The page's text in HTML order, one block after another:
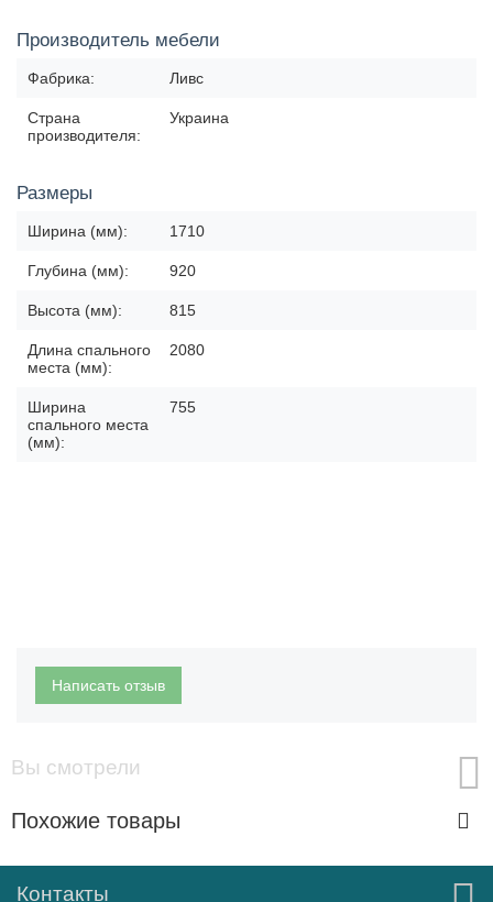
Производитель мебели
Фабрика: Ливс
Страна
производителя:
Украина
Размеры
Ширина (мм): 1710
Глубина (мм): 920
Высота (мм): 815
Длина спального
места (мм):
2080
Ширина
спального места
(мм):
755
Написать отзыв
Вы смотрели
Похожие товары
Контакты